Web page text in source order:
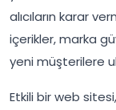
alıcıların karar
içerikler, marka
yeni müşterilere
Etkili bir web